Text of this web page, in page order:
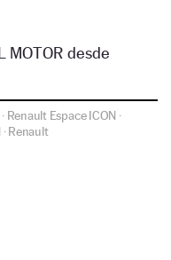
MOTOR desde
· Renault Espace ICON ·
·Renault